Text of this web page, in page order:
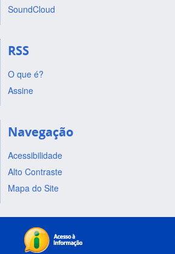
SoundCloud
RSS
O que é?
Assine
Navegação
Acessibilidade
Alto Contraste
Mapa do Site